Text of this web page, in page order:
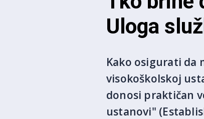
Uloga
Kako osigurati
visokoškolskoj
donosi praktičan
ustanovi"